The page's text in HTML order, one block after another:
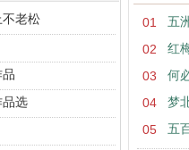
01 五
02 红
03 何
04 梦
05 五
不老松
品选